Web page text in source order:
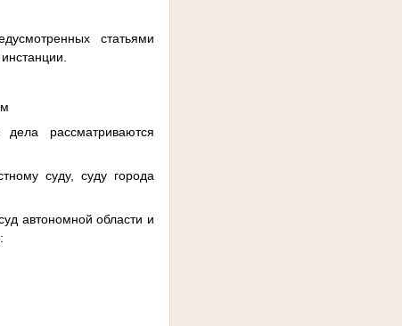
статьями
рассматриваются
суду, суду города
автономной области и